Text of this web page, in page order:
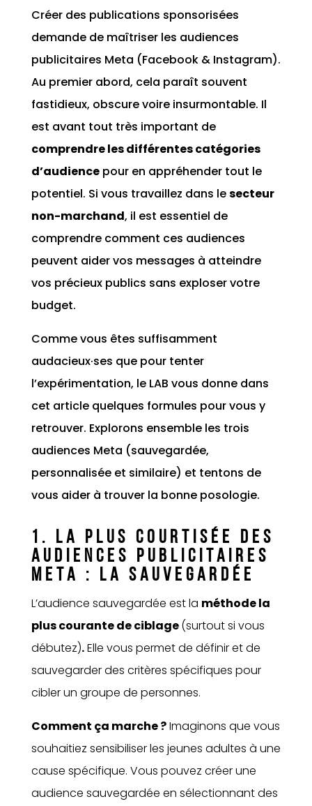
Créer des publications sponsorisées
demande de maîtriser les audiences
publicitaires Meta (Facebook & Instagram).
Au premier abord, cela paraît souvent
fastidieux, obscure voire insurmontable. Il
est avant tout très important de
comprendre les différentes catégories
d’audiencepour en appréhender tout le
potentiel. Si vous travaillez dans lesecteur
non-marchand, il est essentiel de
comprendre comment ces audiences
peuvent aider vos messages à atteindre
vos précieux publics sans exploser votre
budget.
Comme vous êtes suffisamment
audacieux·ses que pour tenter
l’expérimentation, le LAB vous donne dans
cet article quelques formules pour vous y
retrouver. Explorons ensemble les trois
audiences Meta (sauvegardée,
personnalisée et similaire) et tentons de
vous aider à trouver la bonne posologie.
1. LA PLUS COURTISÉE DES
AUDIENCES PUBLICITAIRES
META : LA SAUVEGARDÉE
L’audience sauvegardée est la méthode la
plus courante de ciblage(surtout si vous
débutez).Elle vous permet de définir et de
sauvegarder des critères spécifiques pour
cibler un groupe de personnes.
Comment ça marche ?Imaginons que vous
souhaitiez sensibiliser les jeunes adultes à une
cause spécifique. Vous pouvez créer une
audience sauvegardée en sélectionnant des